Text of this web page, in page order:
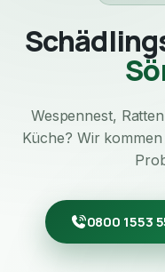
Wespennest,
Küche? Wir
0800 1553